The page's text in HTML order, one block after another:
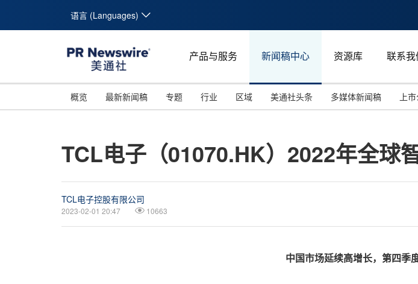
语言 (Languages)
产品与服务 新闻稿中心 资源库 联系我
概览 最新新闻稿 专题 行业 区域 美通社头条 多媒体新闻稿 上
TCL电子（01070.HK）2022年全球
TCL电子控股有限公司
2023-02-01 20:47 10663
中国市场延续高增长，第四季